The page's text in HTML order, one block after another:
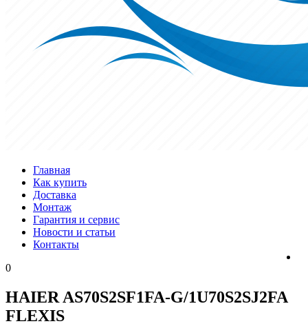
Главная
Как купить
Доставка
Монтаж
Гарантия и сервис
Новости и статьи
Контакты
0
HAIER AS70S2SF1FA-G/1U70S2SJ2FA
FLEXIS